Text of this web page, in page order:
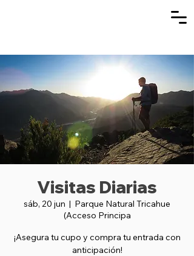
Visitas Diarias
sáb, 20 jun
  |
Parque Natural Tricahue
(Acceso Principa
¡Asegura tu cupo y compra tu entrada con
anticipación!